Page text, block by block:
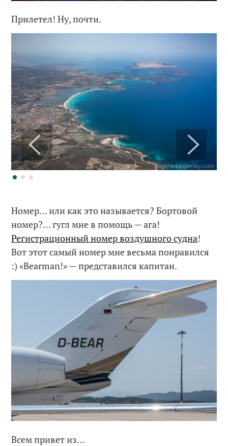
Прилетел! Ну, почти.
Номер… или как это называется? Бортовой
номер?… гугл мне в помощь — ага!
Регистрационный номер воздушного судна!
Вот этот самый номер мне весьма понравился
:) «Bearman!» — представился капитан.
Всем привет из…